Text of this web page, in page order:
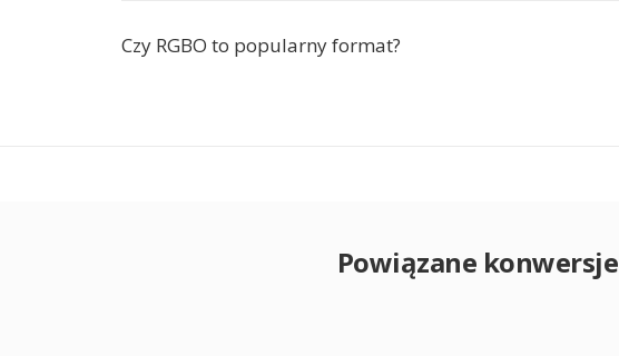
Czy RGBO to popularny format?
Powiązane konwersje